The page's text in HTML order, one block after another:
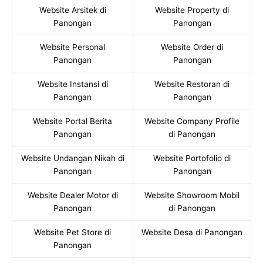
Website Arsitek di
Panongan
Website Property di
Panongan
Website Personal
Panongan
Website Order di
Panongan
Website Instansi di
Panongan
Website Restoran di
Panongan
Website Portal Berita
Panongan
Website Company Profile
di Panongan
Website Undangan Nikah di
Panongan
Website Portofolio di
Panongan
Website Dealer Motor di
Panongan
Website Showroom Mobil
di Panongan
Website Pet Store di
Panongan
Website Desa di Panongan